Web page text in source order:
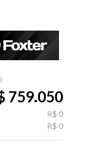
759.050
R$ 0
R$ 0